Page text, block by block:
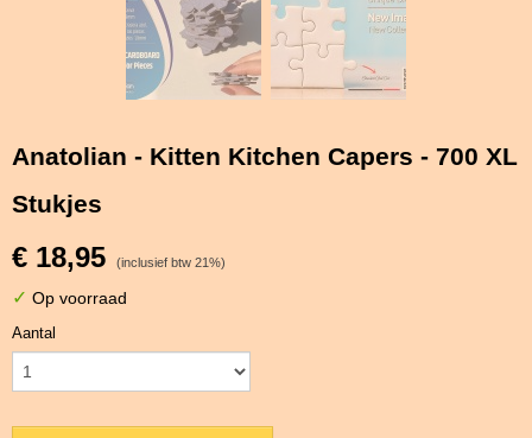
Anatolian - Kitten Kitchen Capers - 700 XL
Stukjes
€ 18,95 (inclusief btw 21%)
✓ Op voorraad
Aantal